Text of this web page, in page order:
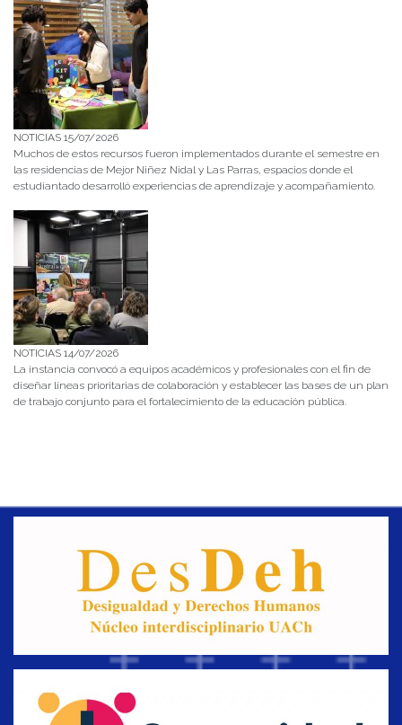
NOTICIAS 15/07/2026
Muchos de estos recursos fueron implementados durante el semestre en
las residencias de Mejor Niñez Nidal y Las Parras, espacios donde el
estudiantado desarrolló experiencias de aprendizaje y acompañamiento.
NOTICIAS 14/07/2026
La instancia convocó a equipos académicos y profesionales con el fin de
diseñar líneas prioritarias de colaboración y establecer las bases de un plan
de trabajo conjunto para el fortalecimiento de la educación pública.